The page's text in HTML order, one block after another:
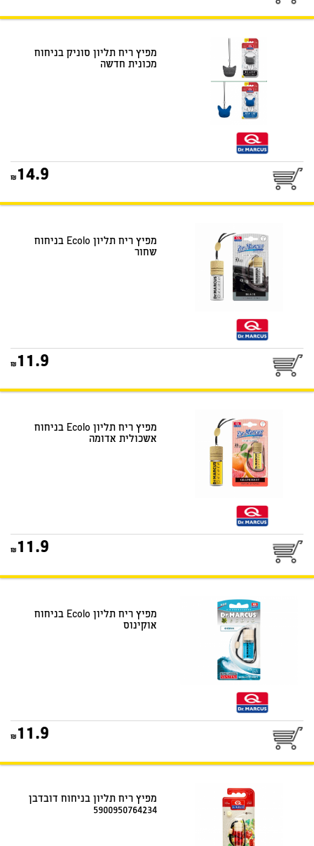
מפיץ ריח תליון סוניק בניחוח
מכונית חדשה
25
14.9
מפיץ ריח תליון Ecolo בניחוח
שחור
25
11.9
מפיץ ריח תליון Ecolo בניחוח
אשכולית אדומה
25
11.9
מפיץ ריח תליון Ecolo בניחוח
אוקינוס
25
11.9
מפיץ ריח תליון בניחוח דובדבן
5900950764234